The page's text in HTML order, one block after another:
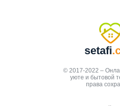
setafi
© 2017-2022 –
уюте и бытовой
права